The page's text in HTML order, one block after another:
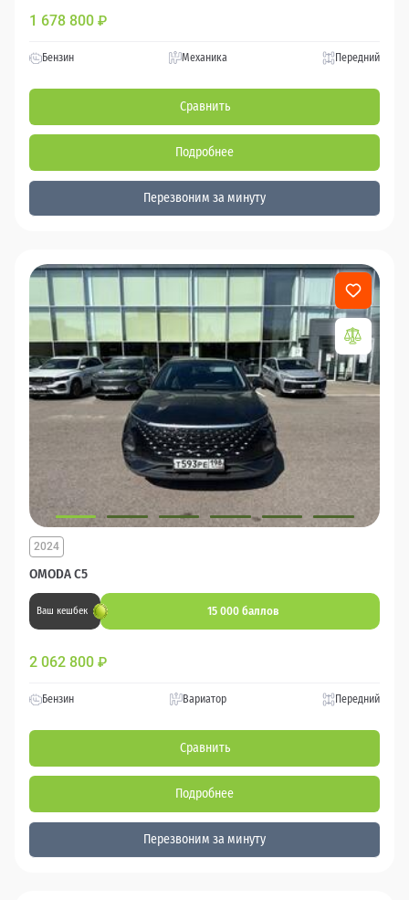
1 678 800 ₽
Бензин Механика Передний
Сравнить
Подробнее
Перезвоним за минуту
OMODA C5
2024
Ваш кешбек 15 000 баллов
2 062 800 ₽
Бензин Вариатор Передний
Сравнить
Подробнее
Перезвоним за минуту